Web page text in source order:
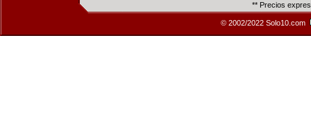
** Precios
© 2002/2022 Solo10.com